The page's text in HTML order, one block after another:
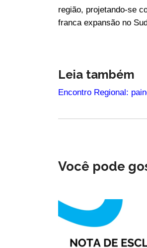
região, projetando-se
franca expansão no
Leia também
Encontro Regional:
Você pode